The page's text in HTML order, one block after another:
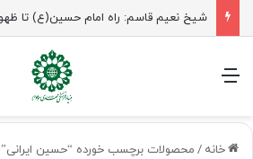
منو
خانه / محصولات برچسب خورده “حسين ايرانی”